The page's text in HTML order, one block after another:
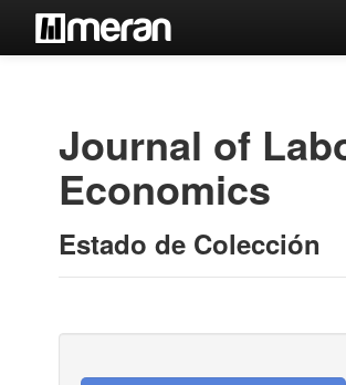
Estantes Virtuales
Contacto
Journal of
Economics
Estado de Colección